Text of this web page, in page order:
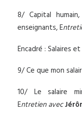
8/ Capital
enseignants, E
Encadré : Salaires
9/ Ce que mon
10/ Le salaire
Entretien avec